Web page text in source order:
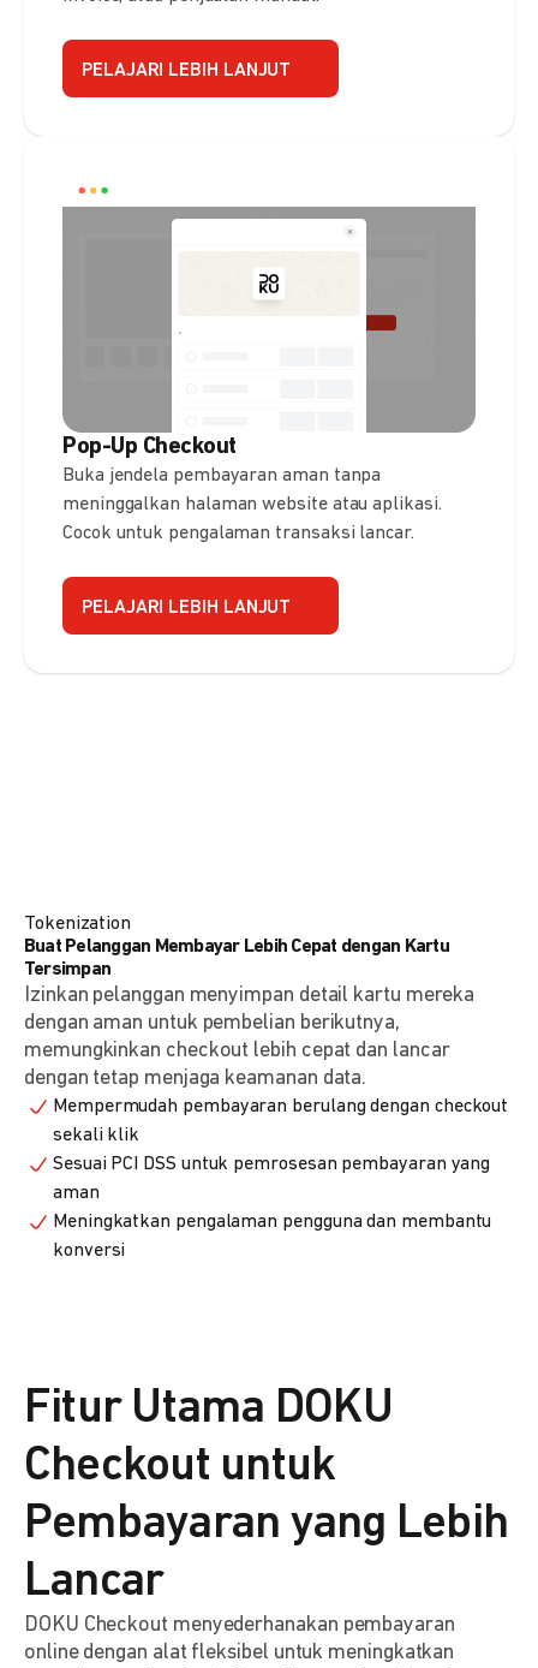
PELAJARI LEBIH LANJUT
Pop-Up Checkout
Buka jendela pembayaran aman tanpa
meninggalkan halaman website atau aplikasi.
Cocok untuk pengalaman transaksi lancar.
PELAJARI LEBIH LANJUT
Tokenization
Buat Pelanggan Membayar Lebih Cepat dengan Kartu
Tersimpan
Izinkan pelanggan menyimpan detail kartu mereka
dengan aman untuk pembelian berikutnya,
memungkinkan checkout lebih cepat dan lancar
dengan tetap menjaga keamanan data.
Mempermudah pembayaran berulang dengan checkout
sekali klik
Sesuai PCI DSS untuk pemrosesan pembayaran yang
aman
Meningkatkan pengalaman pengguna dan membantu
konversi
Fitur Utama DOKU
Checkout untuk
Pembayaran yang Lebih
Lancar
DOKU Checkout menyederhanakan pembayaran
online dengan alat fleksibel untuk meningkatkan